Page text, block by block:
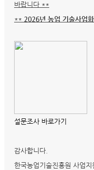
바랍니다 **
** 2026년 농업 기술사업
설문조사 바로가기
감사합니다.
한국농업기술진흥원 사업지